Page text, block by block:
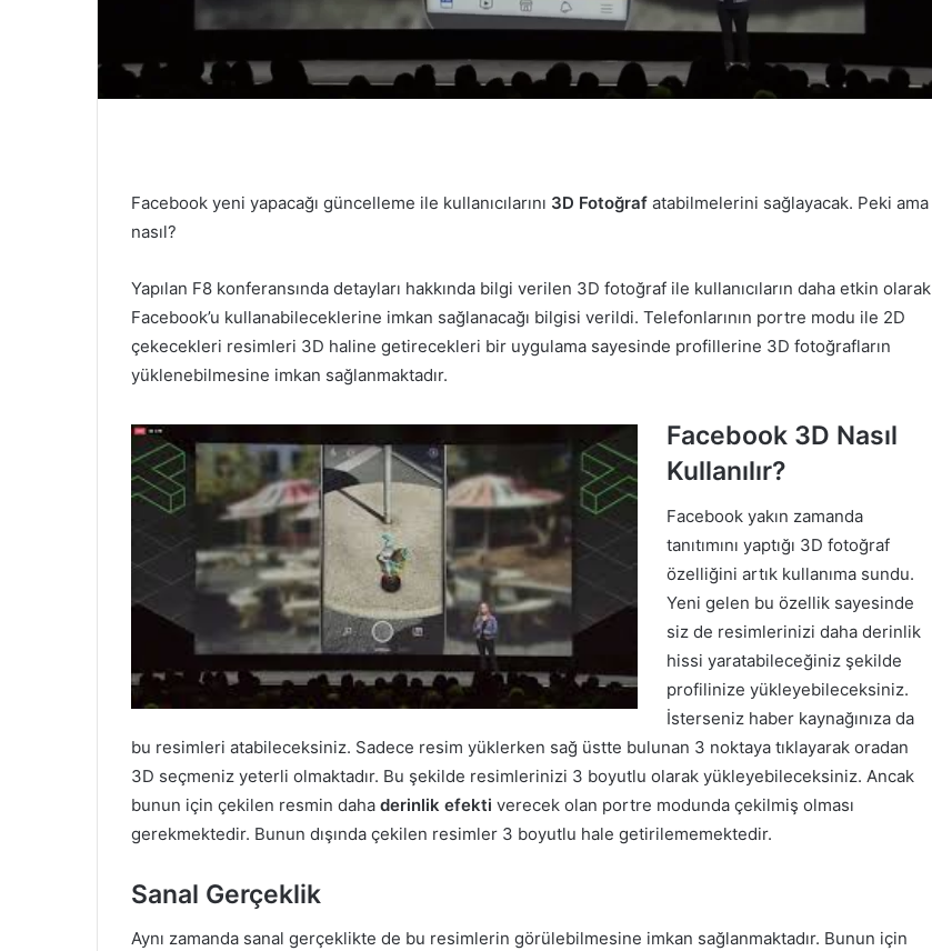
Facebook yeni yapacağı güncelleme ile kullanıcılarını 3D Fotoğraf atabilmelerini sağlayacak. Peki ama
nasıl?
Yapılan F8 konferansında detayları hakkında bilgi verilen 3D fotoğraf ile kullanıcıların daha etkin olarak
Facebook’u kullanabileceklerine imkan sağlanacağı bilgisi verildi. Telefonlarının portre modu ile 2D
çekecekleri resimleri 3D haline getirecekleri bir uygulama sayesinde profillerine 3D fotoğrafların
yüklenebilmesine imkan sağlanmaktadır.
Facebook 3D Nasıl
Kullanılır?
Facebook yakın zamanda
tanıtımını yaptığı 3D fotoğraf
özelliğini artık kullanıma sundu.
Yeni gelen bu özellik sayesinde
siz de resimlerinizi daha derinlik
hissi yaratabileceğiniz şekilde
profilinize yükleyebileceksiniz.
İsterseniz haber kaynağınıza da
bu resimleri atabileceksiniz. Sadece resim yüklerken sağ üstte bulunan 3 noktaya tıklayarak oradan
3D seçmeniz yeterli olmaktadır. Bu şekilde resimlerinizi 3 boyutlu olarak yükleyebileceksiniz. Ancak
bunun için çekilen resmin daha derinlik efekti verecek olan portre modunda çekilmiş olması
gerekmektedir. Bunun dışında çekilen resimler 3 boyutlu hale getirilememektedir.
Sanal Gerçeklik
Aynı zamanda sanal gerçeklikte de bu resimlerin görülebilmesine imkan sağlanmaktadır. Bunun için